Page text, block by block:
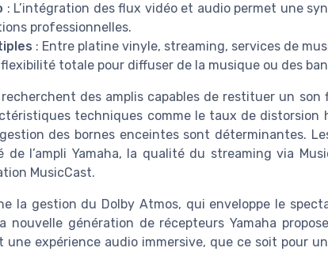
: L’intégration des flux vidéo et audio permet une
professionnelles.
: Entre platine vinyle, streaming, services de
totale pour diffuser de la musique ou des
des amplis capables de restituer un son
techniques comme le taux de distorsion
gestion des bornes enceintes sont déterminantes.
l’ampli Yamaha, la qualité du streaming via
MusicCast.
la gestion du Dolby Atmos, qui enveloppe le
nouvelle génération de récepteurs Yamaha
expérience audio immersive, que ce soit pour